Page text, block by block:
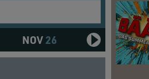
NOV26 DEZ